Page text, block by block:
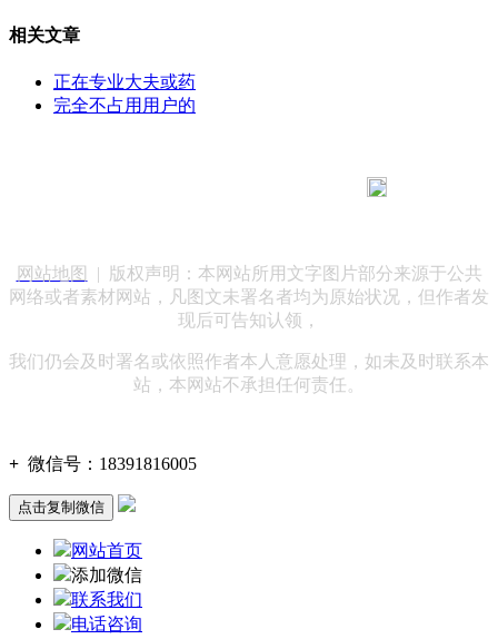
相关文章
正在专业大夫或药
完全不占用用户的
网站地图
| 版权声明：本网站所用文字图片部分来源于公共
网络或者素材网站，凡图文未署名者均为原始状况，但作者发
现后可告知认领，
我们仍会及时署名或依照作者本人意愿处理，如未及时联系本
站，本网站不承担任何责任。
+ 微信号： 18391816005
点击复制微信
网站首页
添加微信
联系我们
电话咨询